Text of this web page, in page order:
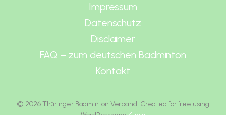
Impressum
Datenschutz
Disclaimer
FAQ – zum deutschen Badminton
Kontakt
© 2026 Thüringer Badminton Verband. Created for free using